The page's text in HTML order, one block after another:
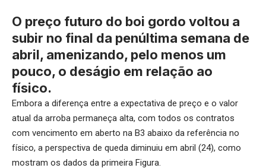
O preço futuro do boi gordo voltou a
subir no final da penúltima semana de
abril, amenizando, pelo menos um
pouco, o deságio em relação ao
físico.
Embora a diferença entre a expectativa de preço e o valor
atual da arroba permaneça alta, com todos os contratos
com vencimento em aberto na B3 abaixo da referência no
físico, a perspectiva de queda diminuiu em abril (24), como
mostram os dados da primeira Figura.